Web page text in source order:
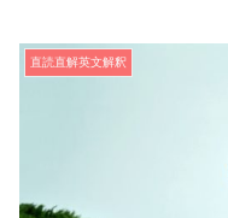
直読直解英文解釈